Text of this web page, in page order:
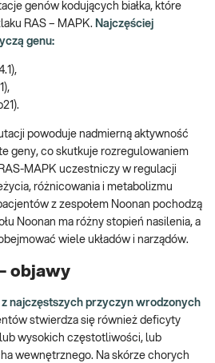
genów kodujących białka, które
RAS – MAPK. Najczęściej
genu:
powoduje nadmierną aktywność
geny, co skutkuje rozregulowaniem
MAPK uczestniczy w regulacji
różnicowania i metabolizmu
z zespołem Noonan pochodzą
Noonan ma różny stopień nasilenia, a
wiele układów i narządów.
objawy
z najczęstszych przyczyn wrodzonych
stwierdza się również deficyty
wysokich częstotliwości, lub
wewnętrznego. Na skórze chorych